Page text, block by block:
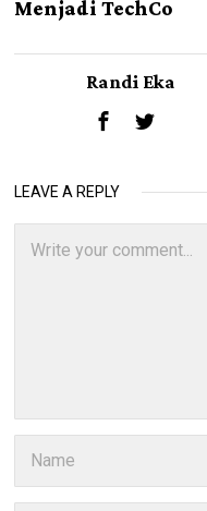
Menjadi TechCo
Randi Eka
LEAVE A REPLY